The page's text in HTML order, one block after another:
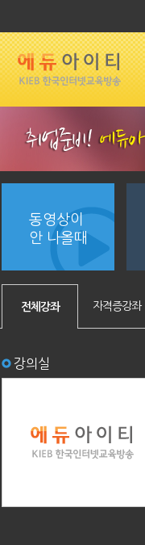
동영상이
안 나올때
전체강좌 자격증강좌
강의실